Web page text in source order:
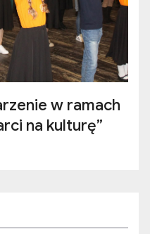
w ramach
na kulturę”